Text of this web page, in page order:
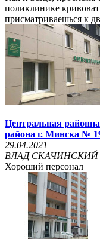
поликлинике
присматриваешься к
Центральная
района г. Минска №
29.04.2021
ВЛАД СКАЧИНСКИЙ
Хороший персонал